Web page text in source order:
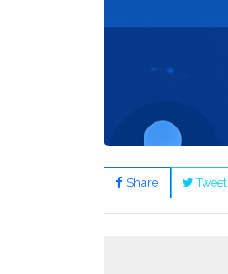
Share Tweet